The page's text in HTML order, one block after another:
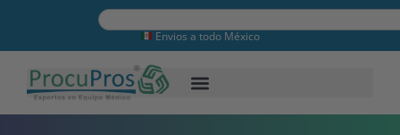
Envios a todo México